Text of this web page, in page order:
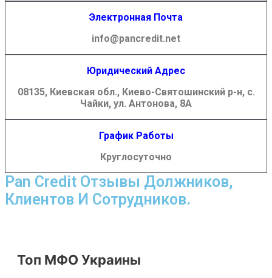
Электронная Почта
info@pancredit.net
Юридический Адрес
08135, Киевская обл., Киево-Святошинский р-н, с.
Чайки, ул. Антонова, 8А
График Работы
Круглосуточно
Pan Credit Отзывы Должников,
Клиентов И Сотрудников.
Топ МФО Украины